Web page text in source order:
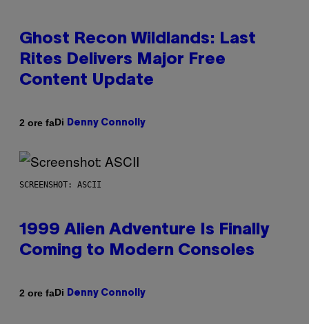
Ghost Recon Wildlands: Last
Rites Delivers Major Free
Content Update
2 ore faDi Denny Connolly
SCREENSHOT: ASCII
1999 Alien Adventure Is Finally
Coming to Modern Consoles
2 ore faDi Denny Connolly